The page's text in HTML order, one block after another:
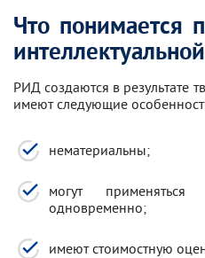
Что понимается
РИД создаются в результате
имеют следующие
нематериальны;
могут применяться
одновременно;
имеют стоимостную